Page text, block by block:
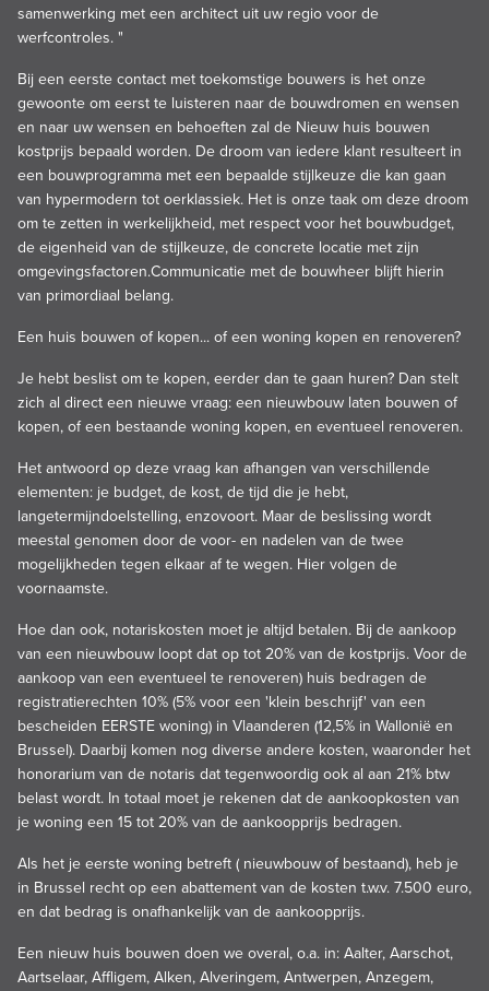
samenwerking met een architect uit uw regio voor de
werfcontroles. "
Bij een eerste contact met toekomstige bouwers is het onze
gewoonte om eerst te luisteren naar de bouwdromen en wensen
en naar uw wensen en behoeften zal de Nieuw huis bouwen
kostprijs bepaald worden. De droom van iedere klant resulteert in
een bouwprogramma met een bepaalde stijlkeuze die kan gaan
van hypermodern tot oerklassiek. Het is onze taak om deze droom
om te zetten in werkelijkheid, met respect voor het bouwbudget,
de eigenheid van de stijlkeuze, de concrete locatie met zijn
omgevingsfactoren.Communicatie met de bouwheer blijft hierin
van primordiaal belang.
Een huis bouwen of kopen... of een woning kopen en renoveren?
Je hebt beslist om te kopen, eerder dan te gaan huren? Dan stelt
zich al direct een nieuwe vraag: een nieuwbouw laten bouwen of
kopen, of een bestaande woning kopen, en eventueel renoveren.
Het antwoord op deze vraag kan afhangen van verschillende
elementen: je budget, de kost, de tijd die je hebt,
langetermijndoelstelling, enzovoort. Maar de beslissing wordt
meestal genomen door de voor- en nadelen van de twee
mogelijkheden tegen elkaar af te wegen. Hier volgen de
voornaamste.
Hoe dan ook, notariskosten moet je altijd betalen. Bij de aankoop
van een nieuwbouw loopt dat op tot 20% van de kostprijs. Voor de
aankoop van een eventueel te renoveren) huis bedragen de
registratierechten 10% (5% voor een 'klein beschrijf' van een
bescheiden EERSTE woning) in Vlaanderen (12,5% in Wallonië en
Brussel). Daarbij komen nog diverse andere kosten, waaronder het
honorarium van de notaris dat tegenwoordig ook al aan 21% btw
belast wordt. In totaal moet je rekenen dat de aankoopkosten van
je woning een 15 tot 20% van de aankoopprijs bedragen.
Als het je eerste woning betreft ( nieuwbouw of bestaand), heb je
in Brussel recht op een abattement van de kosten t.w.v. 7.500 euro,
en dat bedrag is onafhankelijk van de aankoopprijs.
Een nieuw huis bouwen doen we overal, o.a. in: Aalter, Aarschot,
Aartselaar, Affligem, Alken, Alveringem, Antwerpen, Anzegem,